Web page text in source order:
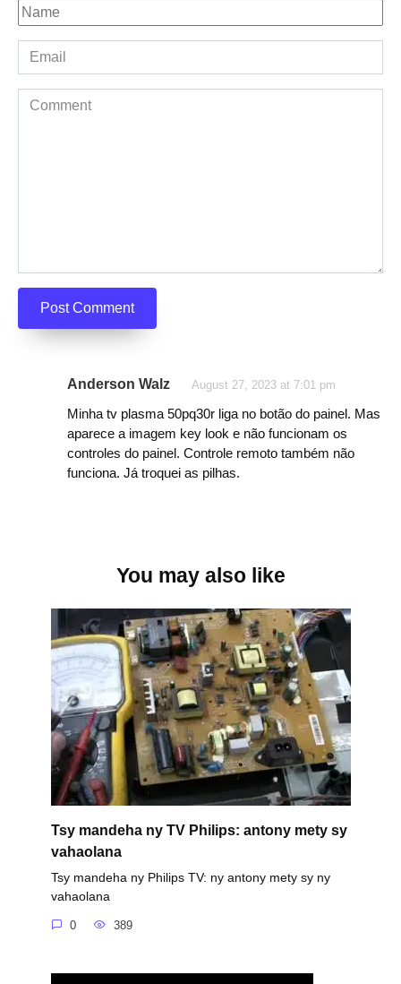
Name
*
Email
*
Comment
Anderson Walz August 27, 2023 at 7:01 pm
Minha tv plasma 50pq30r liga no botão do painel. Mas
aparece a imagem key look e não funcionam os
controles do painel. Controle remoto também não
funciona. Já troquei as pilhas.
You may also like
Tsy mandeha ny TV Philips: antony mety sy
vahaolana
Tsy mandeha ny Philips TV: ny antony mety sy ny
vahaolana
0 389